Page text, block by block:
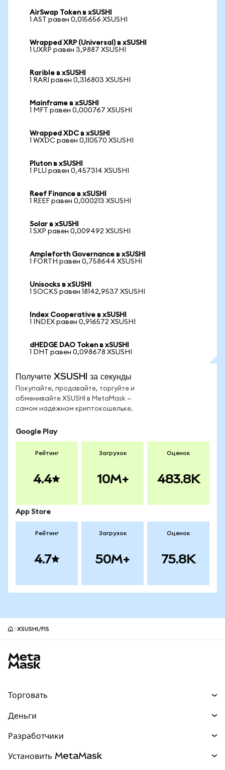
AirSwap Token в xSUSHI
1 AST равен 0,015656 XSUSHI
Wrapped XRP (Universal) в xSUSHI
1 UXRP равен 3,9887 XSUSHI
Rarible в xSUSHI
1 RARI равен 0,316803 XSUSHI
Mainframe в xSUSHI
1 MFT равен 0,000767 XSUSHI
Wrapped XDC в xSUSHI
1 WXDC равен 0,110570 XSUSHI
Pluton в xSUSHI
1 PLU равен 0,457314 XSUSHI
Reef Finance в xSUSHI
1 REEF равен 0,000213 XSUSHI
Solar в xSUSHI
1 SXP равен 0,009492 XSUSHI
Ampleforth Governance в xSUSHI
1 FORTH равен 0,758644 XSUSHI
Unisocks в xSUSHI
1 SOCKS равен 18142,9537 XSUSHI
Index Cooperative в xSUSHI
1 INDEX равен 0,916572 XSUSHI
dHEDGE DAO Token в xSUSHI
1 DHT равен 0,098678 XSUSHI
Получите XSUSHI за секунды
Покупайте, продавайте, торгуйте и
обменивайте XSUSHI в MetaMask —
самом надёжном криптокошельке.
Google Play
Рейтинг
4.4
Загрузок
10M+
Оценок
483.8K
App Store
Рейтинг
4.7
Загрузок
50M+
Оценок
75.8K
XSUSHI/FIS
Торговать
Прогнозы
Перпы НОВИНКА
Деньги
mUSD
Разработчики
Установить MetaMask